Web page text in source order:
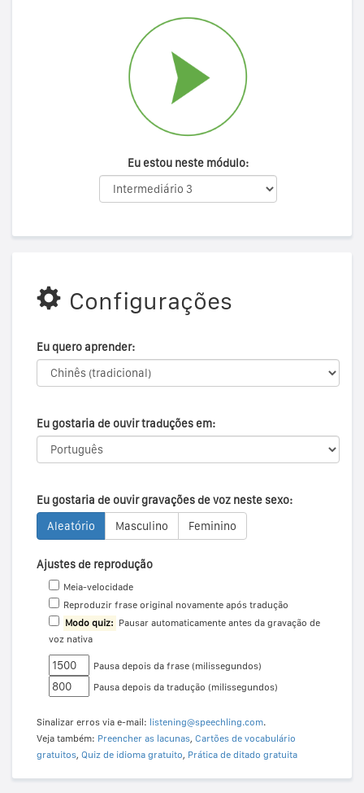
Eu estou neste módulo:
Configurações
Eu quero aprender:
Eu gostaria de ouvir traduções em:
Eu gostaria de ouvir gravações de voz neste sexo:
Aleatório
Masculino Feminino
Ajustes de reprodução
Meia-velocidade
Reproduzir frase original novamente após tradução
Modo quiz: Pausar automaticamente antes da gravação de
voz nativa
Pausa depois da frase (milissegundos)
Pausa depois da tradução (milissegundos)
Sinalizar erros via e-mail: listening@speechling.com.
Veja também: Preencher as lacunas, Cartões de vocabulário
gratuitos, Quiz de idioma gratuito, Prática de ditado gratuita